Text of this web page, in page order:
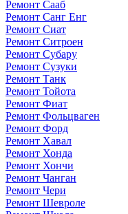
Ремонт Сааб
Ремонт Санг Енг
Ремонт Сиат
Ремонт Ситроен
Ремонт Субару
Ремонт Сузуки
Ремонт Танк
Ремонт Тойота
Ремонт Фиат
Ремонт Фольцваген
Ремонт Форд
Ремонт Хавал
Ремонт Хонда
Ремонт Хончи
Ремонт Чанган
Ремонт Чери
Ремонт Шевроле